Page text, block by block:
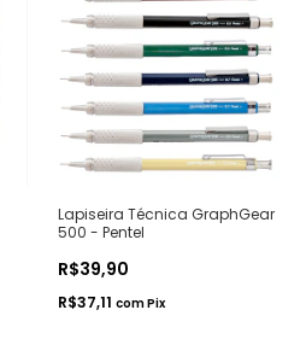
Lapiseira Técnica GraphGear
500 - Pentel
R$39,90
R$37,11 comPix